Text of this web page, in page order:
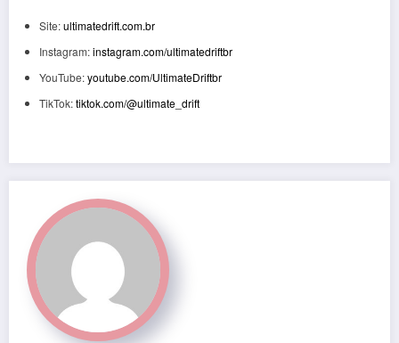
Site:ultimatedrift.com.br
Instagram:instagram.com/ultimatedriftbr
YouTube:youtube.com/UltimateDriftbr
TikTok:tiktok.com/@ultimate_drift